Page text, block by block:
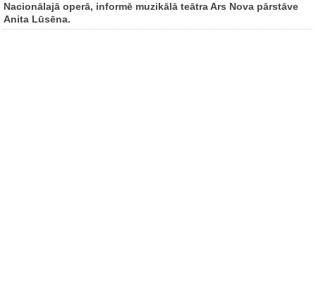
Nacionālajā operā, informē muzikālā teātra Ars Nova pārstāve
Anita Lūsēna.